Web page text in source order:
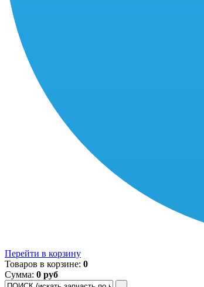
Перейти в корзину
Товаров в корзине: 0
Сумма: 0 руб